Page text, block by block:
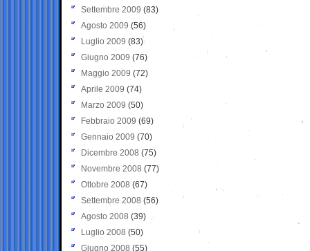
Settembre 2009 (83)
Agosto 2009 (56)
Luglio 2009 (83)
Giugno 2009 (76)
Maggio 2009 (72)
Aprile 2009 (74)
Marzo 2009 (50)
Febbraio 2009 (69)
Gennaio 2009 (70)
Dicembre 2008 (75)
Novembre 2008 (77)
Ottobre 2008 (67)
Settembre 2008 (56)
Agosto 2008 (39)
Luglio 2008 (50)
Giugno 2008 (55)